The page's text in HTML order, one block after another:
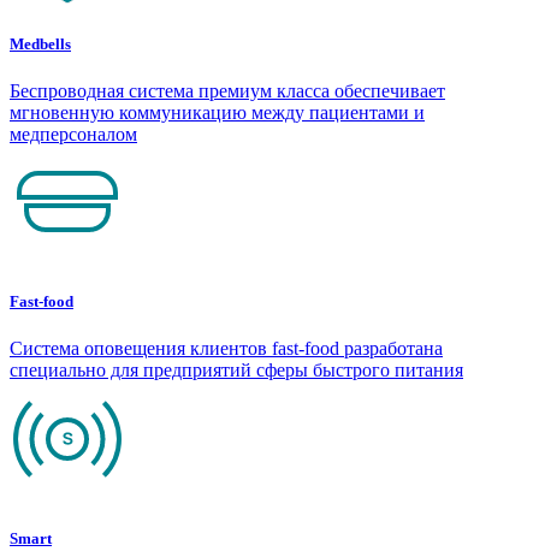
Medbells
Беспроводная система премиум класса обеспечивает
мгновенную коммуникацию между пациентами и
медперсоналом
Fast-food
Система оповещения клиентов fast-food разработана
специально для предприятий сферы быстрого питания
Smart